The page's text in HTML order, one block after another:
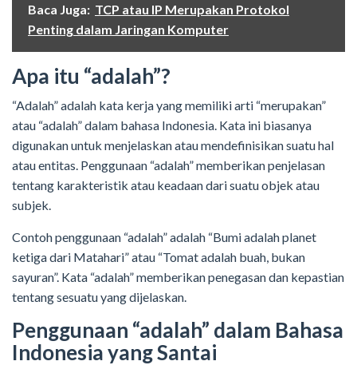
Baca Juga: TCP atau IP Merupakan Protokol
Penting dalam Jaringan Komputer
Apa itu “adalah”?
“Adalah” adalah kata kerja yang memiliki arti “merupakan”
atau “adalah” dalam bahasa Indonesia. Kata ini biasanya
digunakan untuk menjelaskan atau mendefinisikan suatu hal
atau entitas. Penggunaan “adalah” memberikan penjelasan
tentang karakteristik atau keadaan dari suatu objek atau
subjek.
Contoh penggunaan “adalah” adalah “Bumi adalah planet
ketiga dari Matahari” atau “Tomat adalah buah, bukan
sayuran”. Kata “adalah” memberikan penegasan dan kepastian
tentang sesuatu yang dijelaskan.
Penggunaan “adalah” dalam Bahasa
Indonesia yang Santai